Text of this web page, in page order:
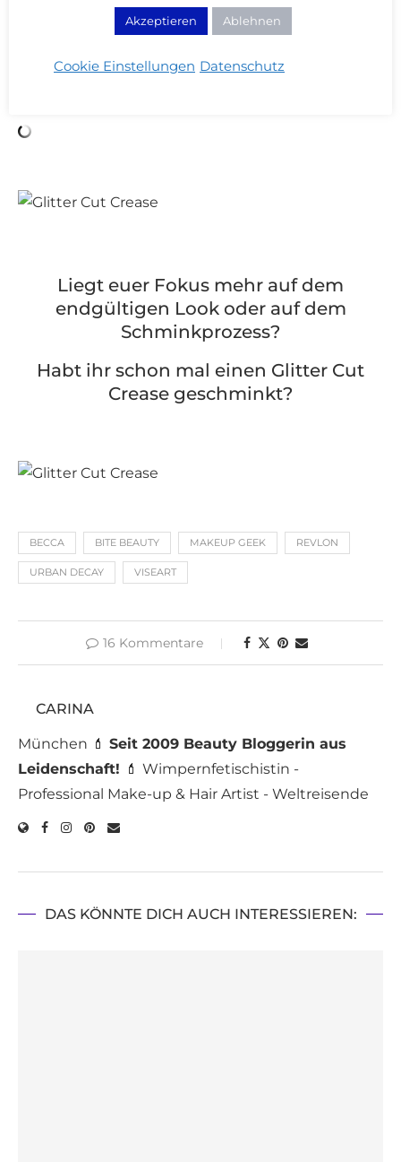
Perfector Pressed in Opal*
Halsband: H&M
Liegt euer Fokus mehr auf dem
endgültigen Look oder auf dem
Schminkprozess?
Habt ihr schon mal einen Glitter Cut
Crease geschminkt?
BECCA BITE BEAUTY MAKEUP GEEK REVLON
URBAN DECAY VISEART
16 Kommentare
CARINA
München 💄 Seit 2009 Beauty Bloggerin aus
Leidenschaft! 💄 Wimpernfetischistin -
Professional Make-up & Hair Artist - Weltreisende
DAS KÖNNTE DICH AUCH INTERESSIEREN:
Akzeptieren Ablehnen
Cookie Einstellungen Datenschutz